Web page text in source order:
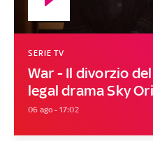
War - Il divorzio
legal drama Sky
SERIE TV
06 ago - 17:02